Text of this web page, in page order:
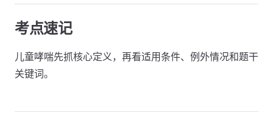
考点速记
儿童哮喘先抓核心定义，再看适用条件、例外情况和题干
关键词。